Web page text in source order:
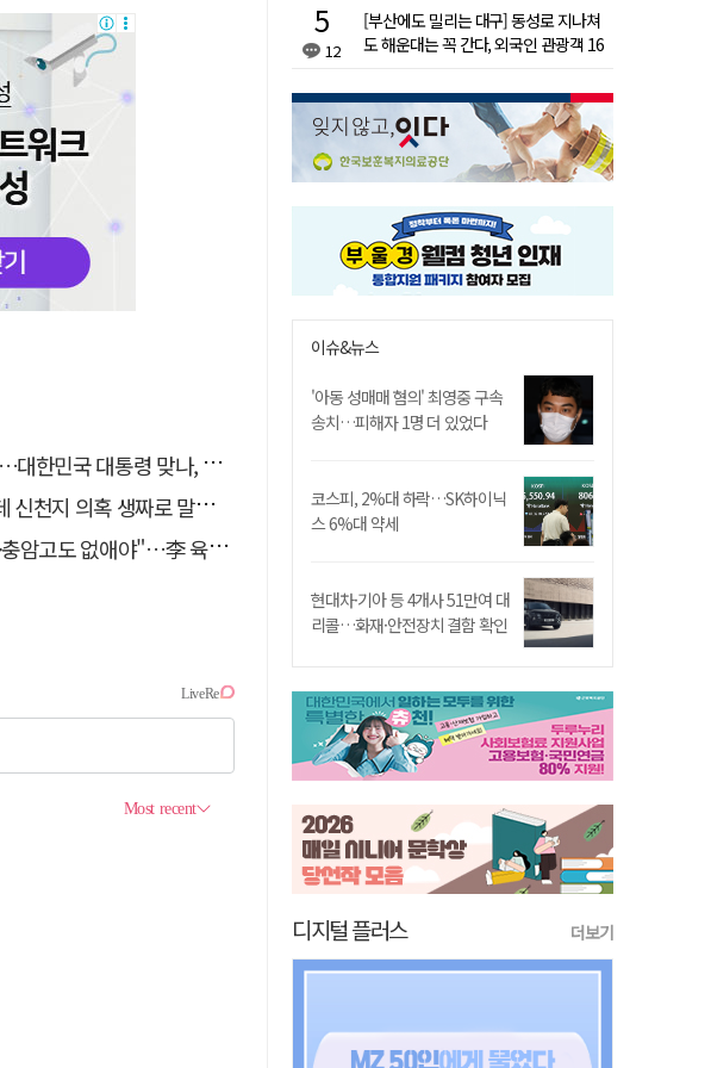
대통령 맞나, 역대급 망언"
지 의혹 생짜로 말했겠나"
없애야"…李 육사 통합 직격
12
[부산에도 밀리는 대구] 동성로 지나쳐
도 해운대는 꼭 간다, 외국인 관광객 16
이슈&뉴스
'아동 성매매 혐의' 최영중 구속
송치…피해자 1명 더 있었다
코스피, 2%대 하락…SK하이닉
스 6%대 약세
현대차·기아 등 4개사 51만여 대
리콜…화재·안전장치 결함 확인
디지털 플러스 더보기